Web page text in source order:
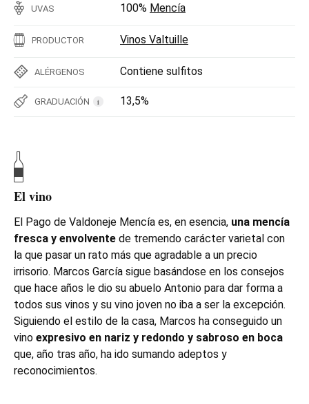
UVAS 100% Mencía
PRODUCTOR Vinos Valtuille
ALÉRGENOS Contiene sulfitos
GRADUACIÓN i 13,5%
El vino
El Pago de Valdoneje Mencía es, en esencia, una mencía
fresca y envolvente de tremendo carácter varietal con
la que pasar un rato más que agradable a un precio
irrisorio. Marcos García sigue basándose en los consejos
que hace años le dio su abuelo Antonio para dar forma a
todos sus vinos y su vino joven no iba a ser la excepción.
Siguiendo el estilo de la casa, Marcos ha conseguido un
vino expresivo en nariz y redondo y sabroso en boca
que, año tras año, ha ido sumando adeptos y
reconocimientos.